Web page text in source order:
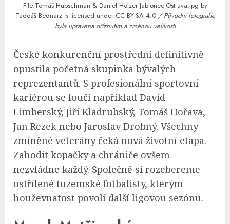
File:Tomáš Hübschman & Daniel Holzer Jablonec-Ostrava.jpg by
Tadeáš Bednarzis licensed under CC BY-SA 4.0 / Původní fotografie
byla upravena oříznutím a změnou velikosti
České konkurenční prostřední definitivně
opustila početná skupinka bývalých
reprezentantů. S profesionální sportovní
kariérou se loučí například David
Limberský, Jiří Kladrubský, Tomáš Hořava,
Jan Rezek nebo Jaroslav Drobný. Všechny
zmíněné veterány čeká nová životní etapa.
Zahodit kopačky a chrániče ovšem
nezvládne každý. Společně si rozebereme
ostřílené tuzemské fotbalisty, kterým
houževnatost povolí další ligovou sezónu.